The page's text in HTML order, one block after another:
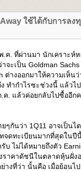
ใช้ได้กับการล
. ที่ผ่านมา นักเคราะห์ห
จะเป็น Goldman Sachs
ต่างออกมาให้ความเห็นว่
ทำกำไรซะช่วงนี้ แล้วไ
ค. แล้วค่อยกลับไปซื้ออีกค
ๆกันว่า 1Q11 อาจเป็นไ
ดทะเบียนมากที่สุดในปี
บ ไม่ได้หมายถึงตัว
ราคาดัชนีในตลาดหุ้นฝั่ง
างที่ว่า นั้นคือ เมื่อย้อนไ